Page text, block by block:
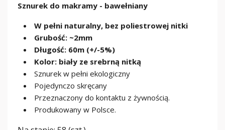
Sznurek do makramy - bawełniany
W pełni naturalny, bez poliestrowej nitki
Grubość: ~2mm
Długość: 60m (+/-5%)
Kolor: biały ze srebrną nitką
Sznurek w pełni ekologiczny
Pojedynczo skręcany
Przeznaczony do kontaktu z żywnością.
Produkowany w Polsce.